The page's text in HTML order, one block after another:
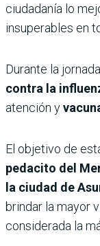
ciudadanía lo
insuperables en
Durante la
contra la
atención y
El objetivo de
pedacito del
la ciudad de
brindar la mayor
considerada la